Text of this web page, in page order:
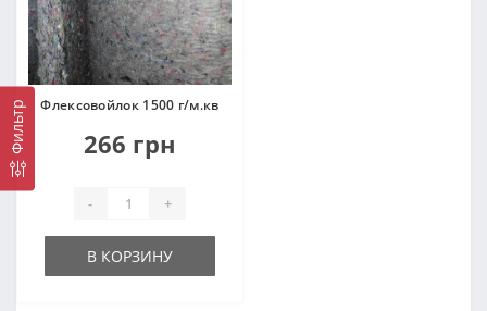
Фильтр Флексовойлок 1500 г/м.кв
266 грн
- +
В КОРЗИНУ